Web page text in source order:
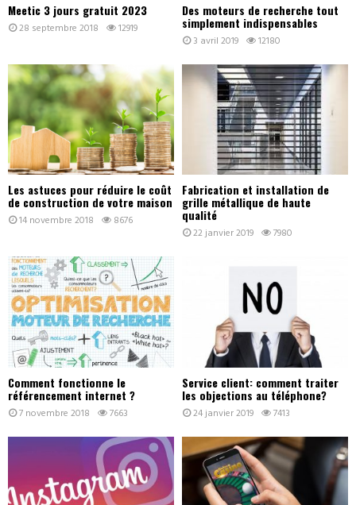
Meetic 3 jours gratuit 2023
28 septembre 2018 12919
Des moteurs de recherche tout
simplement indispensables
3 avril 2019 12180
Les astuces pour réduire le coût
de construction de votre maison
14 novembre 2018 8676
Fabrication et installation de
grille métallique de haute
qualité
22 janvier 2019 7980
Comment fonctionne le
référencement internet ?
7 novembre 2018 7663
Service client: comment traiter
les objections au téléphone?
24 janvier 2019 7413